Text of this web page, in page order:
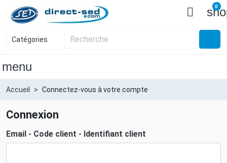
 0
menu
Accueil Connectez-vous à votre compte
Connexion
Email - Code client - Identifiant client